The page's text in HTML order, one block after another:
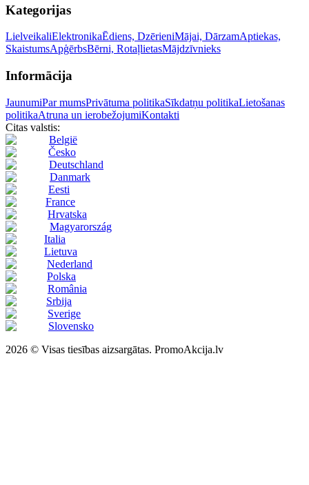
Kategorijas
LielveikaliElektronikaĒdiens, DzērieniMājai, DārzamAptiekas,
SkaistumsApģērbsBērni, RotaļlietasMājdzīvnieks
Informācija
JaunumiPar mumsPrivātuma politikaSīkdatņu politikaLietošanas
politikaAtruna un ierobežojumiKontakti
Citas valstis:
België
Česko
Deutschland
Danmark
Eesti
France
Hrvatska
Magyarország
Italia
Lietuva
Nederland
Polska
România
Srbija
Sverige
Slovensko
2026 © Visas tiesības aizsargātas. PromoAkcija.lv